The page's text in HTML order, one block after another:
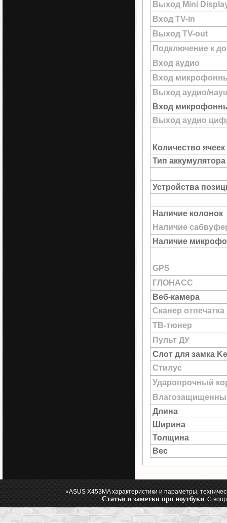
Выход Mini
Вход TV-in
Выход TV-out
Подключение к
Вход аудио
Вход
Выход аудио/
Вход
Выход аудио
Количество
Тип аккумулятора
Устройства
Наличие колонок
Наличие
Наличие
GPS
ГЛОНАСС
Веб-камера
Сканер
ТВ-тюнер
Пульт ДУ
Слот для замка
Стилус
Ударопрочный
Длина
Ширина
Толщина
Вес
«ASUS X453MA характеристики и параметры,
Статьи и заметки про ноутбуки. С